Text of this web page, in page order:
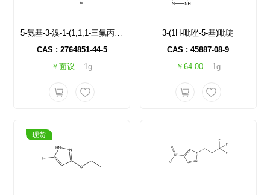
5-氨基-3-溴-1-(1,1,1-三氟丙烷-2-基)-1H-吡唑-4-甲酰胺
CAS : 2764851-44-5
￥面议
1g
3-(1H-吡唑-5-基)吡啶
CAS : 45887-08-9
￥64.00
1g
现货